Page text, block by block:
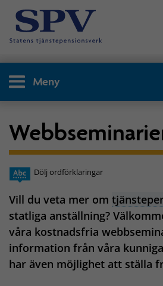
Meny
Dölj ordförklaringar
Vill du veta mer om
statliga anställning?
våra kostnadsfria
information från våra
har även möjlighet att ställa